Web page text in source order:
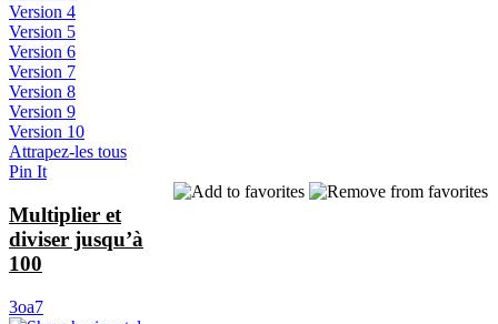
Version 4
Version 5
Version 6
Version 7
Version 8
Version 9
Version 10
Attrapez-les tous
Pin It
Multiplier et
diviser jusqu’à
100
3oa7